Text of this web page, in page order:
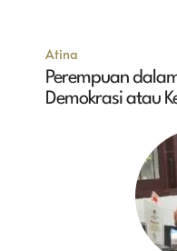
Atina
Perempuan
Demokrasi atau